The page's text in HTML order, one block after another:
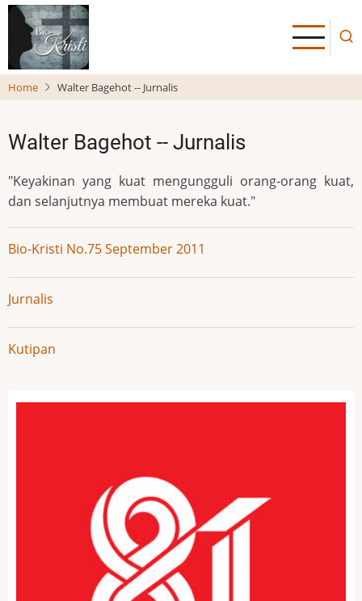
Skip
main
content
Home Walter Bagehot -- Jurnalis
Walter Bagehot -- Jurnalis
"Keyakinan yang kuat mengungguli orang-orang kuat,
dan selanjutnya membuat mereka kuat."
Bio-Kristi No.75 September 2011
Jurnalis
Kutipan